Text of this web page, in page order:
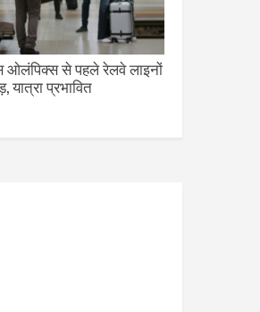
ओलंपिक्स से पहले रेलवे लाइनों
यात्रा प्रभावित